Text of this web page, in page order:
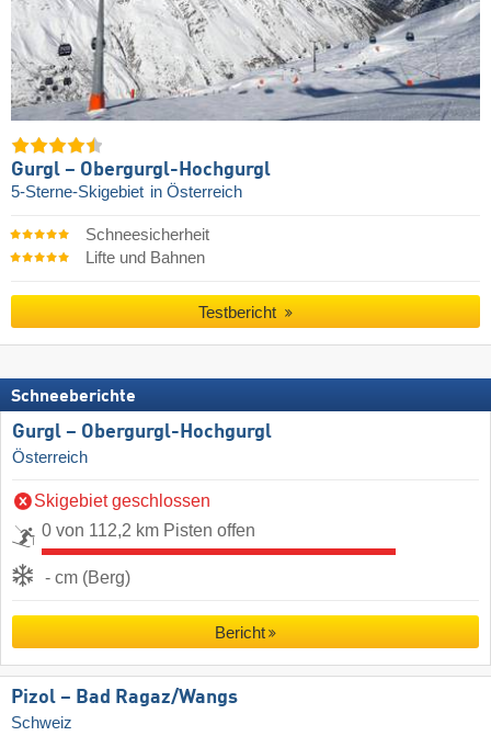
Gurgl – Obergurgl-Hochgurgl
5-Sterne-Skigebiet in Österreich
Schneesicherheit
Lifte und Bahnen
Testbericht
Schneeberichte
Gurgl – Obergurgl-Hochgurgl
Österreich
Skigebiet geschlossen
0 von 112,2 km Pisten offen
- cm (Berg)
Bericht
Pizol – Bad Ragaz/​Wangs
Schweiz